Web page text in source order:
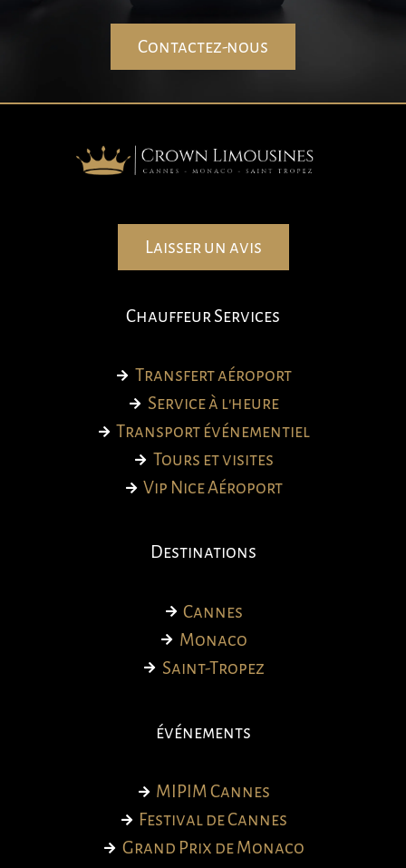
Contactez-nous
Laisser un avis
Chauffeur Services
Transfert aéroport
Service à l'heure
Transport événementiel
Tours et visites
Vip Nice Aéroport
Destinations
Cannes
Monaco
Saint-Tropez
événements
MIPIM Cannes
Festival de Cannes
Grand Prix de Monaco